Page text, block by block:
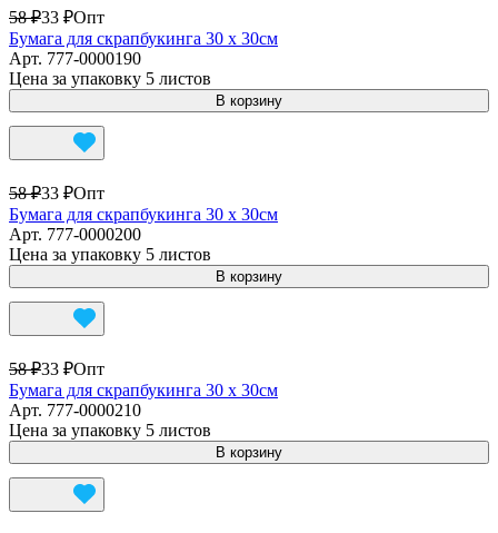
58 ₽33 ₽Опт
Бумага для скрапбукинга 30 х 30см
Арт. 777-0000190
Цена за упаковку 5 листов
В корзину
58 ₽33 ₽Опт
Бумага для скрапбукинга 30 х 30см
Арт. 777-0000200
Цена за упаковку 5 листов
В корзину
58 ₽33 ₽Опт
Бумага для скрапбукинга 30 х 30см
Арт. 777-0000210
Цена за упаковку 5 листов
В корзину